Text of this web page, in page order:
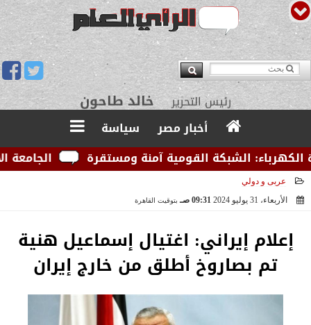
مدير التحرير يوسف قبودان
أخبار مصر
سياسة
الجامعة
الشبكة القومية آمنة ومستقرة
عربى و دولي
الأربعاء، 31 يوليو 2024
09:31 صـ بتوقيت القاهرة
إعلام إيراني: اغتيال إسماعيل هنية
تم بصاروخ أطلق من خارج إيران